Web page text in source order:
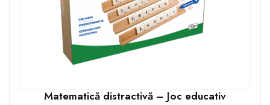
varietate de jucarii STEM pentru copii de 8 ani
disponibile mai jos selectate de CadoLand, inclusiv
kituri de robotică, kituri de construcție și microscoape.
Matematică distractivă – Joc educativ